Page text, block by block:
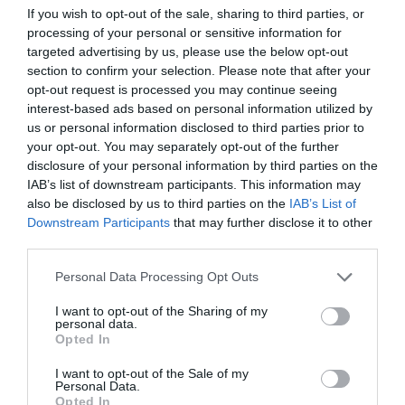
If you wish to opt-out of the sale, sharing to third parties, or
processing of your personal or sensitive information for
targeted advertising by us, please use the below opt-out
section to confirm your selection. Please note that after your
opt-out request is processed you may continue seeing
interest-based ads based on personal information utilized by
us or personal information disclosed to third parties prior to
your opt-out. You may separately opt-out of the further
disclosure of your personal information by third parties on the
IAB’s list of downstream participants. This information may
also be disclosed by us to third parties on the IAB’s List of
Downstream Participants that may further disclose it to other
Personal Data Processing Opt Outs
I want to opt-out of the Sharing of my
personal data.
Opted In
I want to opt-out of the Sale of my
Personal Data.
Opted In
Si tenim els ingredients, per què no ho
materialitzem?
Abans del confinament, vam muntar una jornada
al Tech Spirit Barcelona que es deiaCatalunya
com a 'hub' de l'emprenedoria industriali vam
seure els diferents actors de l'ecosistema:
l'inversor, la gran corporació, startups,
l'Eurecat... A nivell administratiu és una aposta
clara per al desenvolupament econòmic, però
coses que podem fer des del sector privat.
"Si només fem una
economia basada en els